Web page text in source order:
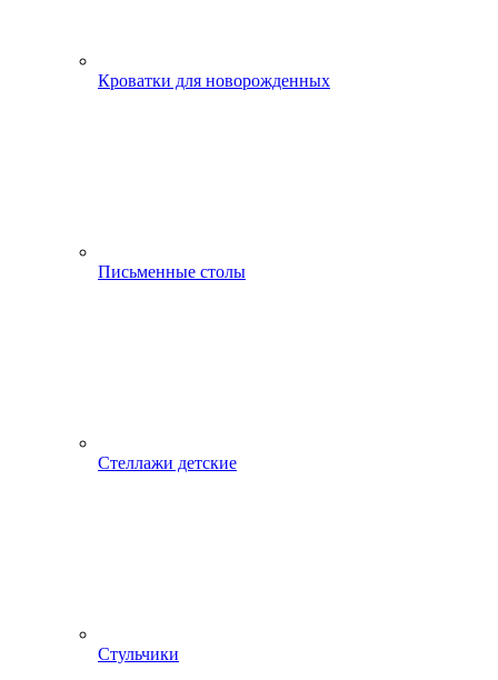
Кроватки для новорожденных
Письменные столы
Стеллажи детские
Стульчики